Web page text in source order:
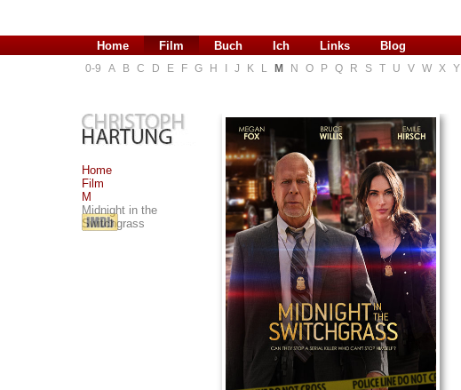
Home Film Buch Ich Links Blog
0-9 A B C D E F G H J K L M N O P Q R S T U V W X Y
Home
Film
M
Midnight in the
Switchgrass